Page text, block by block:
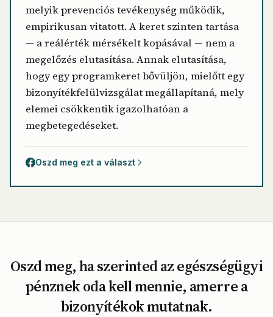
melyik prevenciós tevékenység működik,
empirikusan vitatott. A keret szinten tartása
— a reálérték mérsékelt kopásával — nem a
megelőzés elutasítása. Annak elutasítása,
hogy egy programkeret bővüljön, mielőtt egy
bizonyítékfelülvizsgálat megállapítaná, mely
elemei csökkentik igazolhatóan a
megbetegedéseket.
Oszd meg ezt a választ
Oszd meg, ha szerinted az egészségügyi
pénznek oda kell mennie, amerre a
bizonyítékok mutatnak.